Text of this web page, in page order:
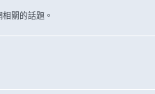
關的話題。